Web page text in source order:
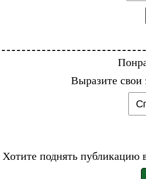
Выразите свои
Хотите поднять публикацию